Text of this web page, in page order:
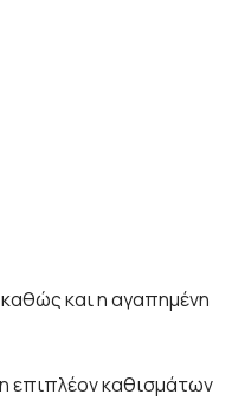
και η αγαπημένη
επιπλέον καθισμάτων